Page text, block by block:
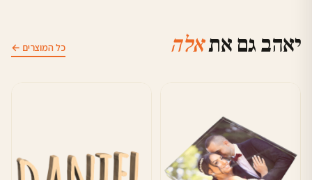
יאהב גם אתאלה כל המוצרים ←